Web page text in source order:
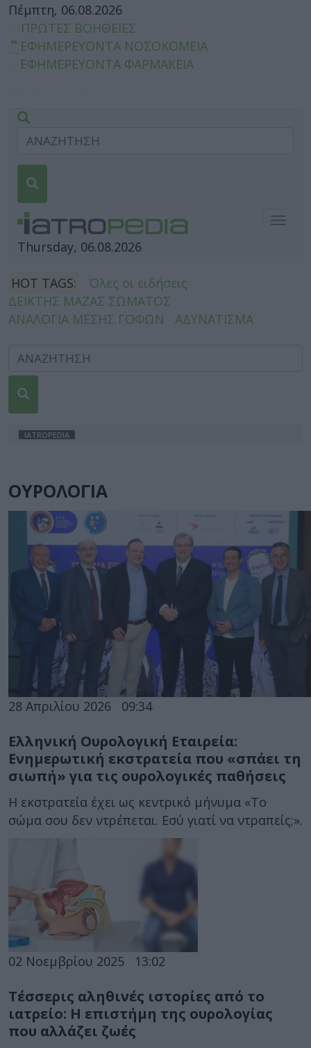
Πέμπτη, 06.08.2026
ΠΡΩΤΕΣ ΒΟΗΘΕΙΕΣ
ΕΦΗΜΕΡΕΥΟΝΤΑ ΝΟΣΟΚΟΜΕΙΑ
ΕΦΗΜΕΡΕΥΟΝΤΑ ΦΑΡΜΑΚΕΙΑ
Thursday, 06.08.2026
HOT TAGS:
Όλες οι ειδήσεις
ΔΕΙΚΤΗΣ ΜΑΖΑΣ ΣΩΜΑΤΟΣ
ΑΝΑΛΟΓΙΑ ΜΕΣΗΣ ΓΟΦΩΝ
ΑΔΥΝΑΤΙΣΜΑ
IATROPEDIA
ΟΥΡΟΛΟΓΙΑ
28 Απριλίου 2026 09:34
Ελληνική Ουρολογική Εταιρεία:
Ενημερωτική εκστρατεία που «σπάει τη
σιωπή» για τις ουρολογικές παθήσεις
Η εκστρατεία έχει ως κεντρικό μήνυμα «Το
σώμα σου δεν ντρέπεται. Εσύ γιατί να ντραπείς;».
02 Νοεμβρίου 2025 13:02
Τέσσερις αληθινές ιστορίες από το
ιατρείο: Η επιστήμη της ουρολογίας
που αλλάζει ζωές